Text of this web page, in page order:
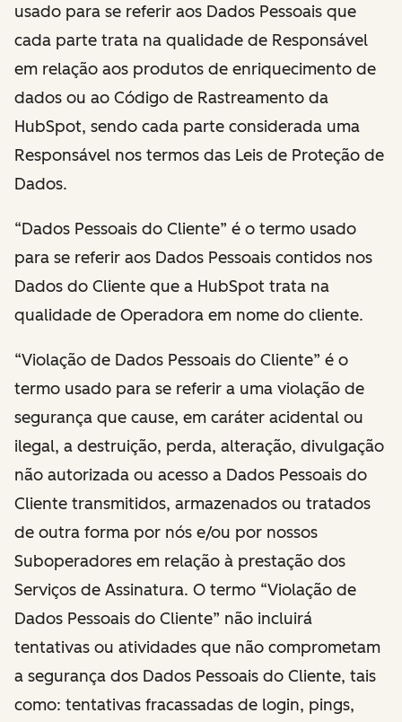
usado para se referir aos Dados Pessoais que
cada parte trata na qualidade de Responsável
em relação aos produtos de enriquecimento de
dados ou ao Código de Rastreamento da
HubSpot, sendo cada parte considerada uma
Responsável nos termos das Leis de Proteção de
Dados.
“Dados Pessoais do Cliente” é o termo usado
para se referir aos Dados Pessoais contidos nos
Dados do Cliente que a HubSpot trata na
qualidade de Operadora em nome do cliente.
“Violação de Dados Pessoais do Cliente” é o
termo usado para se referir a uma violação de
segurança que cause, em caráter acidental ou
ilegal, a destruição, perda, alteração, divulgação
não autorizada ou acesso a Dados Pessoais do
Cliente transmitidos, armazenados ou tratados
de outra forma por nós e/ou por nossos
Suboperadores em relação à prestação dos
Serviços de Assinatura. O termo “Violação de
Dados Pessoais do Cliente” não incluirá
tentativas ou atividades que não comprometam
a segurança dos Dados Pessoais do Cliente, tais
como: tentativas fracassadas de login, pings,